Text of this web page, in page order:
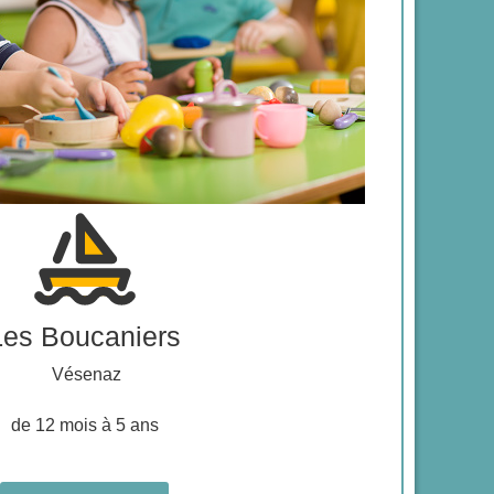
Boucaniers
Vésenaz
de 12 mois à 5 ans